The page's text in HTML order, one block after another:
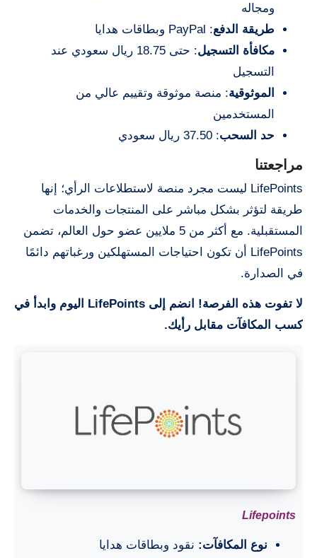
ومجاله
طريقة الدفع: PayPal وبطاقات هدايا
مكافأة التسجيل
: حتى 18.75 ريال سعودي عند
التسجيل
الموثوقية: منصة موثوقة وتقييم عالي من
المستخدمين
حد السحب: 37.50 ريال سعودي
مراجعتنا
LifePoints ليست مجرد منصة لاستطلاعات الرأي؛ إنها
طريقة لتؤثر بشكل مباشر على المنتجات والخدمات
المستقبلية. مع أكثر من 5 ملايين عضو حول العالم، تضمن
LifePoints أن تكون احتياجات المستهلكين ورغباتهم دائمًا
في الصدارة.
لا تفوت هذه الفرصة! انضم إلى LifePoints اليوم وابدأ في
كسب المكافآت مقابل رأيك.
Lifepoints
نوع المكافآت: نقود وبطاقات هدايا